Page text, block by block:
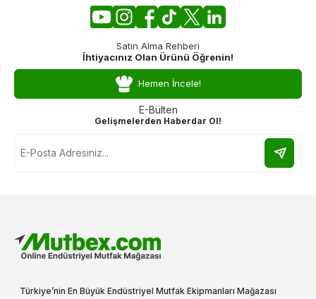
Satın Alma Rehberi
İhtiyacınız Olan Ürünü Öğrenin!
Hemen İncele!
E-Bülten
Gelişmelerden Haberdar Ol!
Türkiye’nin En Büyük Endüstriyel Mutfak Ekipmanları Mağazası